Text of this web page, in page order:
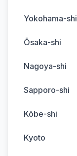
Yokohama-shi
Ōsaka-shi
Nagoya-shi
Sapporo-shi
Kōbe-shi
Kyoto